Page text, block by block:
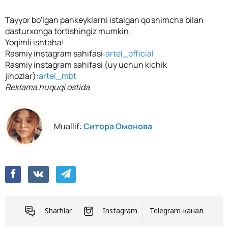
Tayyor bo'lgan pankeyklarni istalgan qo'shimcha bilan
dasturxonga tortishingiz mumkin.
Yoqimli ishtaha!
Rasmiy instagram sahifasi:artel_official
Rasmiy instagram sahifasi (uy uchun kichik
jihozlar):artel_mbt
Reklama huquqi ostida
Muallif:Ситора Омонова
Sharhlar Instagram Telegram-канал